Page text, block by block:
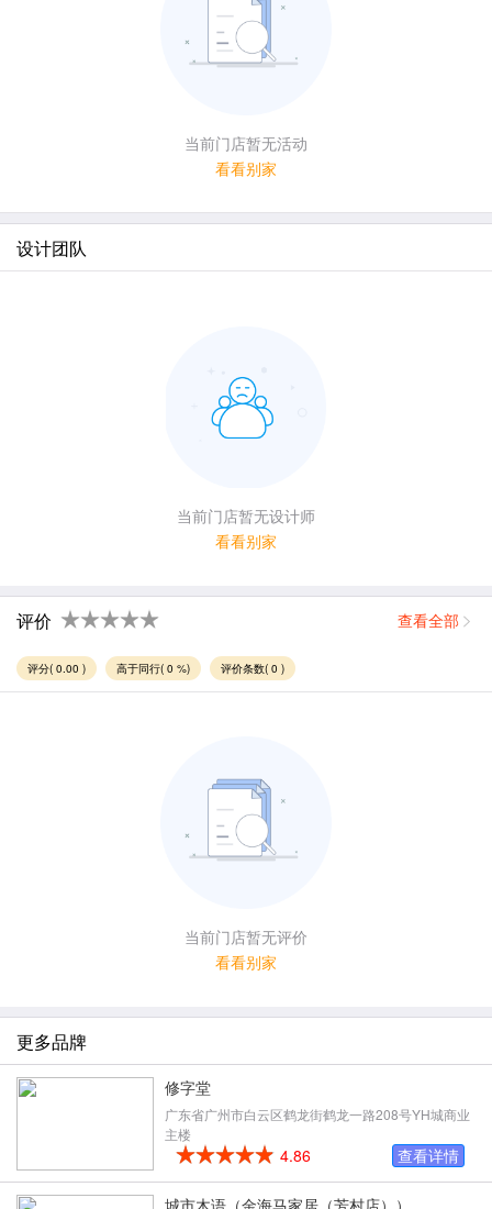
当前门店暂无活动
看看别家
设计团队
当前门店暂无设计师
看看别家
评价 查看全部
评分( 0.00 ) 高于同行( 0 %) 评价条数( 0 )
当前门店暂无评价
看看别家
更多品牌
修字堂
广东省广州市白云区鹤龙街鹤龙一路208号YH城商业
主楼
4.86 查看详情
城市木语（金海马家居（芳村店））